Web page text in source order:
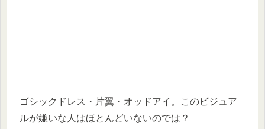
ゴシックドレス・片翼・オッドアイ。このビジュア
ルが嫌いな人はほとんどいないのでは？